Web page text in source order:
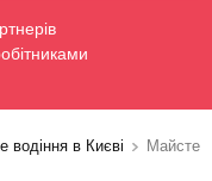
водіння в Києві